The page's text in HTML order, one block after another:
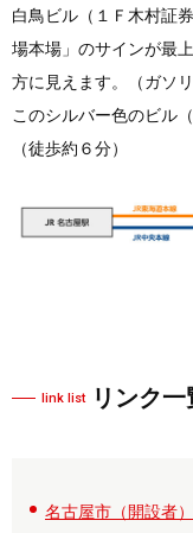
白鳥ビル（１Ｆ木村証
場本場」のサインが最
方に見えます。（ガソ
このシルバー色のビル
（徒歩約６分）
link list リンク一
名古屋市（開設者）